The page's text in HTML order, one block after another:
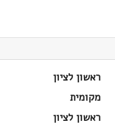
ראשון לציון
מקומית
ראשון לציון